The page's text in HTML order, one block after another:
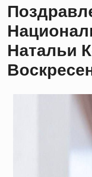
Натальи